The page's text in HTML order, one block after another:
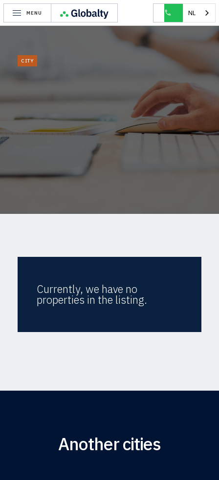
MENU NL
CITY
Currently, we have no
properties in the listing.
Another cities